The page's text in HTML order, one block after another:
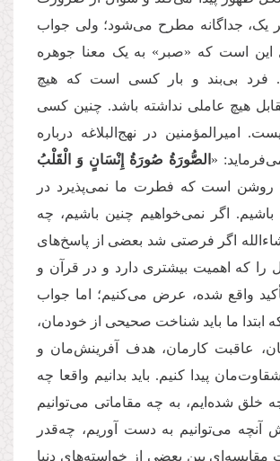
یک، جداگانه مطرح می‌شود؛ ولی جواب
این است که «صبر» به یک معنا جوهره
فرد بی‌بند و بار كسی است كه هیچ
هیچ عاملی نداشته باشد. چنین كسی
امیرالمؤمنین در نهج‌البلاغه درباره
« الصُّورَةُ صُورَةُ إِنْسَانٍ وَ الْقَلْبُ
روشن است كه فطرت ما نمی‌پذیرد در
باشیم. اگر نمی‌خواهیم چنین باشیم، چه
اگر فرصتی شد بعضی از پاسخ‌های
را که اهمیت بیشتری دارد و در قرآن و
واقع شده، عرض می‌کنیم؛ اما جواب
ابتدا ما باید شناخت صحیحی از خودمان،
عاقبت کارمان، هدف آفرینش‌مان و
پیدا کنیم. باید بدانیم واقعا چه
خلق شده‌ایم، به چه مقاماتی می‌توانیم
آنچه می‌توانیم به دست آوریم، چه‌قدر
بین بعضی از خواسته‌های دنیا